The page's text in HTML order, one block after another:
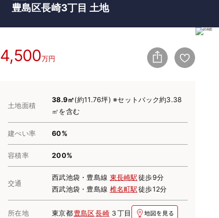
豊島区長崎3丁目 土地
4,500万円
土地面積
38.9㎡(約11.76坪) ※セットバック約3.38
㎡を含む
建ぺい率 60%
容積率 200%
交通
西武池袋・豊島線 東長崎駅徒歩9分
西武池袋・豊島線 椎名町駅徒歩12分
所在地 東京都豊島区長崎 ３丁目